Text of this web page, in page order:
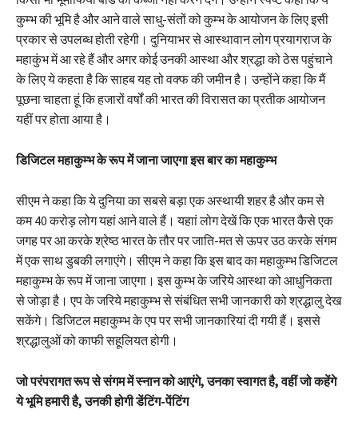
कुम्भ की भूमि है और आने वाले साधु-संतों को कुम्भ के आयोजन के लिए इसी
प्रकार से उपलब्ध होती रहेगी। दुनियाभर से आस्थावान लोग प्रयागराज के
महाकुंभ में आ रहे हैं और अगर कोई उनकी आस्था और श्रद्धा को ठेस पहुंचाने
के लिए ये कहता है कि साहब यह तो वक्फ की जमीन है। उन्होंने कहा कि मैं
पूछना चाहता हूं कि हजारों वर्षों की भारत की विरासत का प्रतीक आयोजन
यहीं पर होता आया है।
डिजिटल महाकुम्भ के रूप में जाना जाएगा इस बार का महाकुम्भ
सीएम ने कहा कि ये दुनिया का सबसे बड़ा एक अस्थायी शहर है और कम से
कम 40 करोड़ लोग यहां आने वाले हैं। यहाां लोग देखें कि एक भारत कैसे एक
जगह पर आ करके श्रेष्ठ भारत के तौर पर जाति-मत से ऊपर उठ करके संगम
में एक साथ डुबकी लगाएंगे। सीएम ने कहा कि इस बाद का महाकुम्भ डिजिटल
महाकुम्भ के रूप में जाना जाएगा। इस कुम्भ के जरिये आस्था को आधुनिकता
से जोड़ा है। एप के जरिये महाकुम्भ से संबंधित सभी जानकारी को श्रद्धालु देख
सकेंगे। डिजिटल महाकुम्भ के एप पर सभी जानकारियां दी गयी हैं। इससे
श्रद्धालुओं को काफी सहूलियत होगी।
जो परंपरागत रूप से संगम में स्नान को आएंगे, उनका स्वागत है, वहीं जो कहेंगे
ये भूमि हमारी है, उनकी होगी डेंटिंग-पेंटिंग